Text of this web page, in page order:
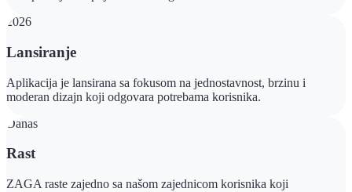
2026
Lansiranje
Aplikacija je lansirana sa fokusom na jednostavnost, brzinu i
moderan dizajn koji odgovara potrebama korisnika.
Danas
Rast
ZAGA raste zajedno sa našom zajednicom korisnika koji